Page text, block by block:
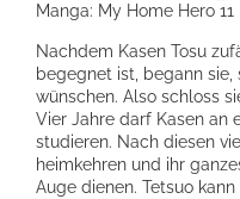
Manga: My Home Hero 11
Nachdem Kasen Tosu
begegnet ist, begann sie,
wünschen. Also schloss
Vier Jahre darf Kasen an
studieren. Nach diesen
heimkehren und ihr
Auge dienen. Tetsuo